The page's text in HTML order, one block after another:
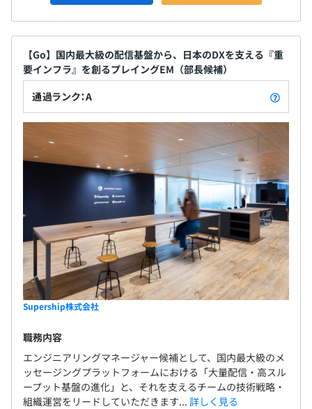
【Go】国内最大級の配信基盤から、日本のDXを支える『重
要インフラ』を創るプレイングEM（部長候補）
通過ランク：A
Supership株式会社
職務内容
エンジニアリングマネージャー候補として、国内最大級のメ
ッセージングプラットフォームにおける「大量配信・高スル
ープット基盤の進化」と、それを支えるチームの技術戦略・
組織運営をリードしていただきます... 詳しく見る